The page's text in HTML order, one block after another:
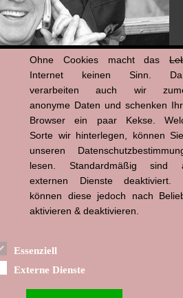
Ohne Cookies macht das
Internet keinen Sinn.
verarbeiten auch wir
anonyme Daten und schenken
Browser ein paar Kekse.
Sorte wir hinterlegen, können
unseren
lesen. Standardmäßig sind
externen Dienste deaktiviert.
können diese jedoch nach
aktivieren & deaktivieren.
Essenziell
Externe Dienste